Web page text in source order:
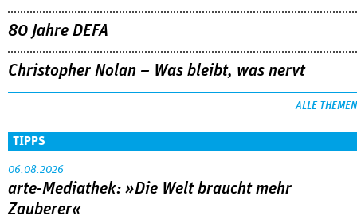
80 Jahre DEFA
Christopher Nolan – Was bleibt, was nervt
ALLE THEMEN
TIPPS
06.08.2026
arte-Mediathek: »Die Welt braucht mehr
Zauberer«